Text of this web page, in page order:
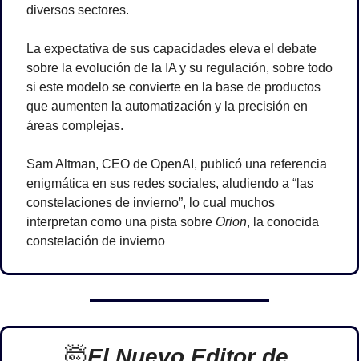
diversos sectores.
La expectativa de sus capacidades eleva el debate
sobre la evolución de la IA y su regulación, sobre todo
si este modelo se convierte en la base de productos
que aumenten la automatización y la precisión en
áreas complejas.
Sam Altman, CEO de OpenAI, publicó una referencia
enigmática en sus redes sociales, aludiendo a “las
constelaciones de invierno”, lo cual muchos
interpretan como una pista sobre Orion, la conocida
constelación de invierno